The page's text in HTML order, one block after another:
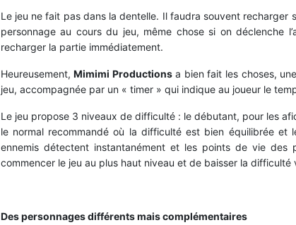
Le jeu ne fait pas dans la dentelle. Il faudra souvent
personnage au cours du jeu, même chose si on déclenche
recharger la partie immédiatement.
Heureusement,Mimimi Productionsa bien fait les choses,
jeu, accompagnée par un « timer » qui indique au joueur le
Le jeu propose 3 niveaux de difficulté : le débutant, pour les
le normal recommandé où la difficulté est bien équilibrée
ennemis détectent instantanément et les points de vie des
commencer le jeu au plus haut niveau et de baisser la difficulté
Des personnages différents mais complémentaires